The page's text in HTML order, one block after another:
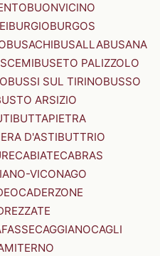
BUONVICINO
BURGIOBURGOS
BUSACHIBUSALLABUSANA
BUSETO PALIZZOLO
BUSSI SUL TIRINOBUSSO
ARSIZIO
BUTTAPIETRA
D'ASTIBUTTRIO
CABIATECABRAS
VICONAGO
CADERZONE
CAGGIANOCAGLI